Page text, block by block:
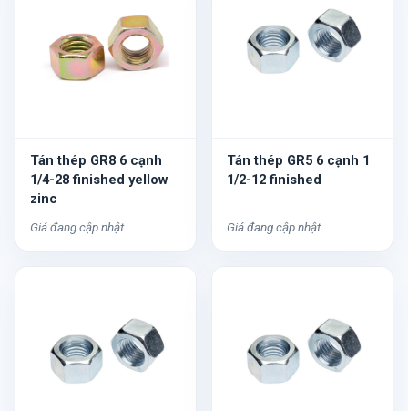
Tán thép GR8 6 cạnh
1/4-28 finished yellow
zinc
Giá đang cập nhật
Tán thép GR5 6 cạnh 1
1/2-12 finished
Giá đang cập nhật